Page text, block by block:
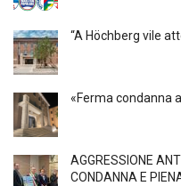
“A Höchberg vile
«Ferma condanna
AGGRESSIONE
CONDANNA E